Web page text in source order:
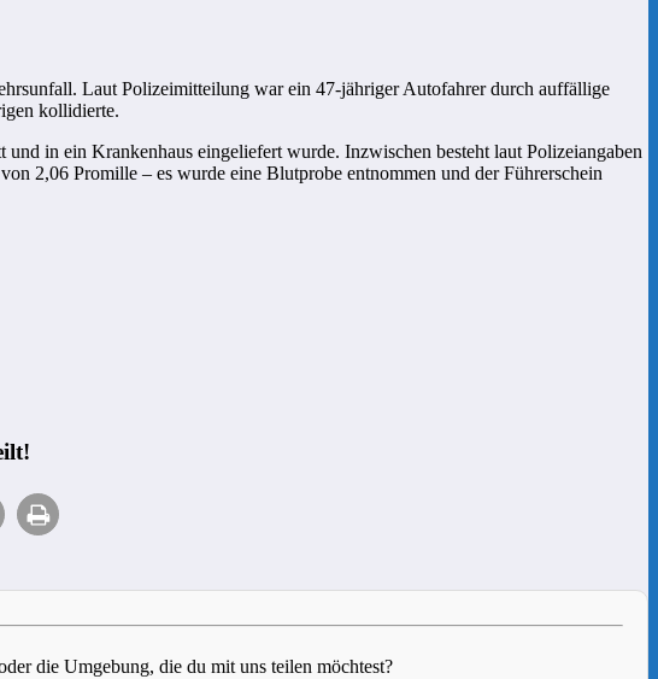
Laut Polizeimitteilung war ein 47-jähriger Autofahrer durch auffällige
kollidierte.
in ein Krankenhaus eingeliefert wurde. Inzwischen besteht laut Polizeiangaben
2,06 Promille – es wurde eine Blutprobe entnommen und der Führerschein
die Umgebung, die du mit uns teilen möchtest?